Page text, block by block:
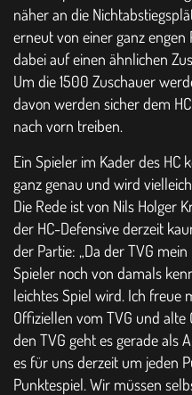
näher an die
erneut von einer ganz engen
dabei auf einen ähnlichen
Um die 1500 Zuschauer
davon werden sicher dem
nach vorn treiben.
Ein Spieler im Kader des
ganz genau und wird
Die Rede ist von Nils Holger
der HC-Defensive derzeit
der Partie: „Da der TVG
Spieler noch von damals
leichtes Spiel wird. Ich freue
Offiziellen vom TVG und alte
den TVG geht es gerade als
es für uns derzeit um jeden
Punktespiel. Wir müssen